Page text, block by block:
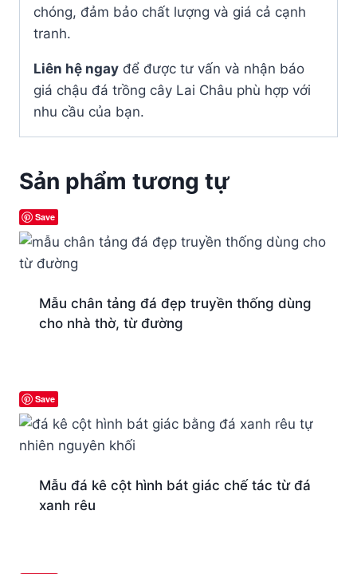
chóng, đảm bảo chất lượng và giá cả cạnh
tranh.
Liên hệ ngay để được tư vấn và nhận báo
giá chậu đá trồng cây Lai Châu phù hợp với
nhu cầu của bạn.
Sản phẩm tương tự
Save
Mẫu chân tảng đá đẹp truyền thống dùng
cho nhà thờ, từ đường
Save
Mẫu đá kê cột hình bát giác chế tác từ đá
xanh rêu